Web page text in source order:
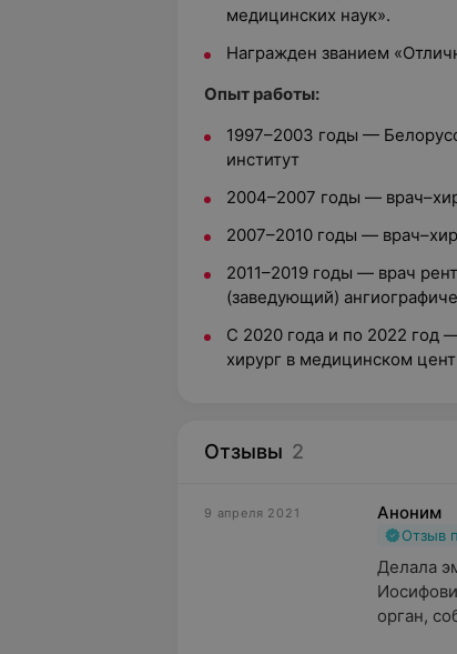
медицинских наук».
Награжден званием
Опыт работы:
1997–2003 годы —
институт
2004–2007 годы —
2007–2010 годы —
2011–2019 годы — врач
(заведующий)
С 2020 года и по 2022 год
хирург в медицинском
Отзывы 2
9 апреля 2021 Аноним
Отзыв
Делала
орган,